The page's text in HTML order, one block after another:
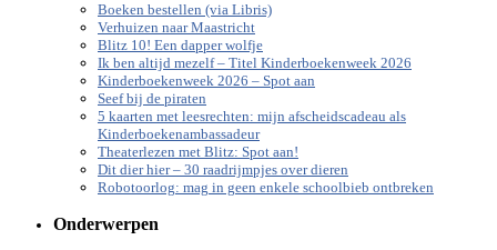
Boeken bestellen (via Libris)
Verhuizen naar Maastricht
Blitz 10! Een dapper wolfje
Ik ben altijd mezelf – Titel Kinderboekenweek 2026
Kinderboekenweek 2026 – Spot aan
Seef bij de piraten
5 kaarten met leesrechten: mijn afscheidscadeau als
Kinderboekenambassadeur
Theaterlezen met Blitz: Spot aan!
Dit dier hier – 30 raadrijmpjes over dieren
Robotoorlog: mag in geen enkele schoolbieb ontbreken
Onderwerpen